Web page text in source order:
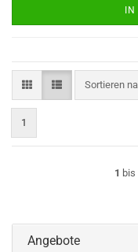
Sortieren
Sortieren
1
1 bis
Angebote